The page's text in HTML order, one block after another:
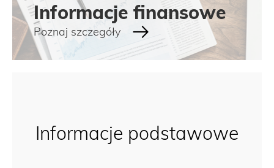
Informacje finansowe
Poznaj szczegóły
Informacje podstawowe